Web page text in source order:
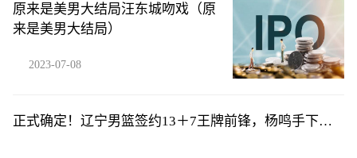
原来是美男大结局汪东城吻戏（原
来是美男大结局）
2023-07-08
正式确定！辽宁男篮签约13＋7王牌前锋，杨鸣手下又